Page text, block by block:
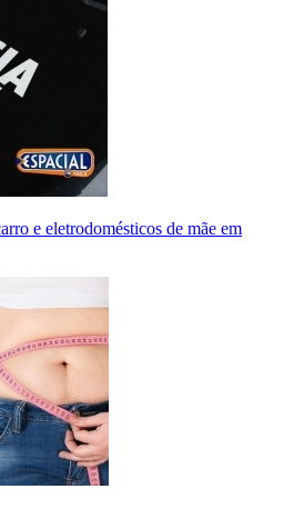
e eletrodomésticos de mãe em